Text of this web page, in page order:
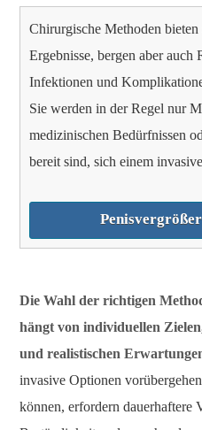
Chirurgische Methoden
Ergebnisse, bergen aber
Infektionen und
Sie werden in der Regel nur
medizinischen Bedürfnissen
bereit sind, sich einem
Die Wahl der richtigen
hängt von individuellen
und realistischen
invasive Optionen
können, erfordern dauerhaftere